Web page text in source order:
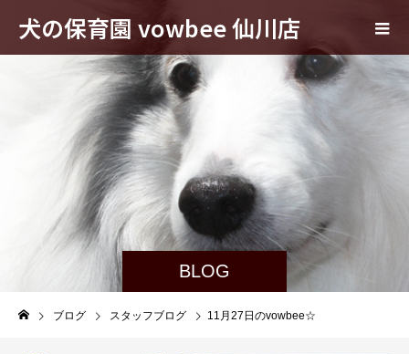
犬の保育園 vowbee 仙川店
BLOG
ブログ スタッフブログ 11月27日のvowbee☆